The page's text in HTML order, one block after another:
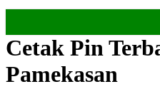
Cetak Pin
Pamekasan